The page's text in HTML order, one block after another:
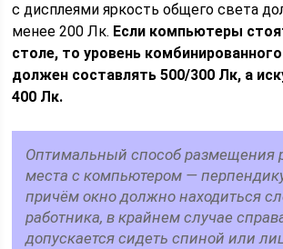
с дисплеями яркость общего света
менее 200 Лк. Если компьютеры
столе, то уровень
должен составлять 500/300 Лк, а
400 Лк.
Оптимальный способ размещения
места с компьютером —
причём окно должно находиться
работника, в крайнем случае
допускается сидеть спиной или